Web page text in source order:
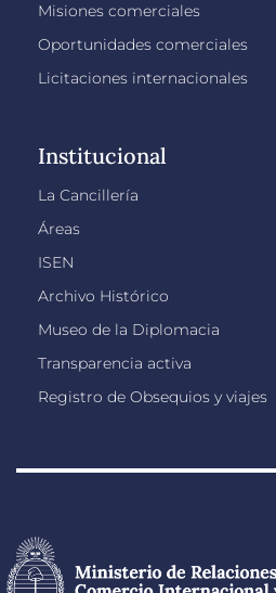
Misiones comerciales
Oportunidades comerciales
Licitaciones internacionales
Institucional
La Cancillería
Áreas
ISEN
Archivo Histórico
Museo de la Diplomacia
Transparencia activa
Registro de Obsequios y viajes